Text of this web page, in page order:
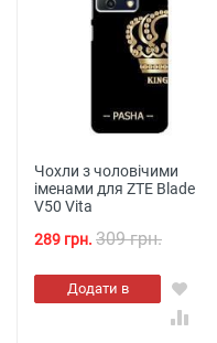
Чохли з чоловічими
іменами для ZTE Blade
V50 Vita
289 грн. 309 грн.
Додати в
кошик